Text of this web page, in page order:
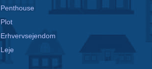
Penthouse
Plot
Erhvervsejendom
Leje